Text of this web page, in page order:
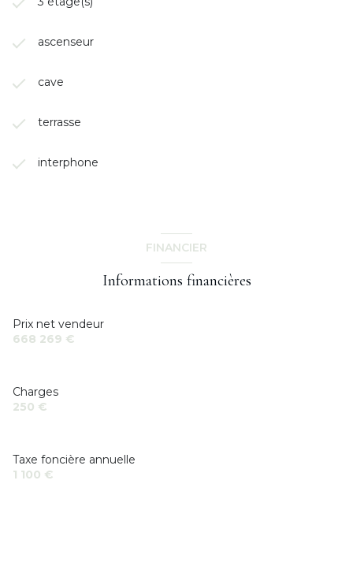
ascenseur
cave
terrasse
interphone
FINANCIER
Informations financières
Prix net vendeur
668 269 €
Charges
250 €
Taxe foncière annuelle
1 100 €